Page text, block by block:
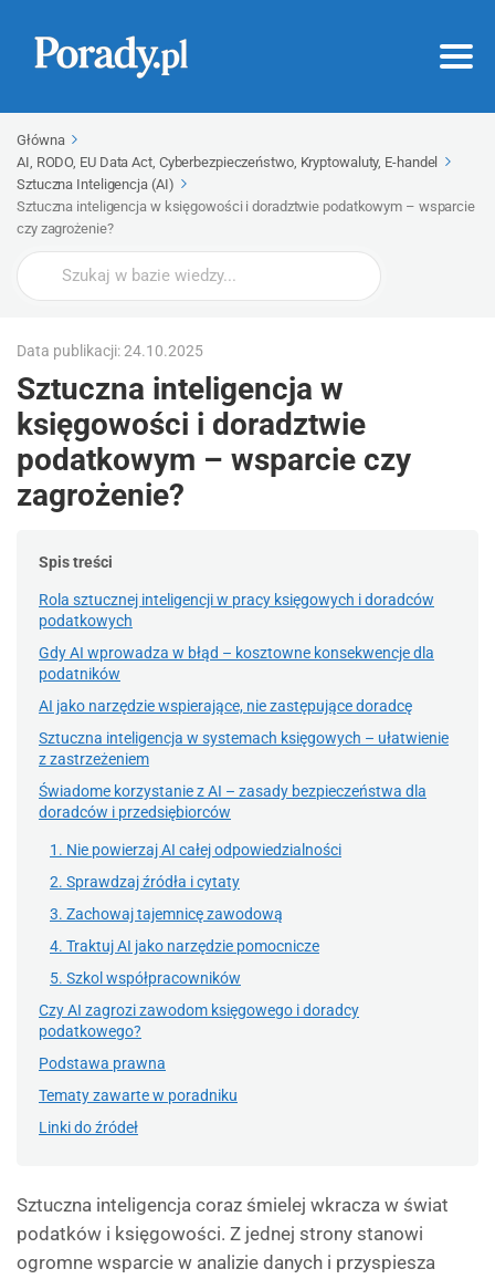
Główna
AI, RODO, EU Data Act, Cyberbezpieczeństwo, Kryptowaluty, E-handel
Sztuczna Inteligencja (AI)
Sztuczna inteligencja w księgowości i doradztwie podatkowym – wsparcie
czy zagrożenie?
Wyszukaj
Data publikacji: 24.10.2025
Sztuczna inteligencja w
księgowości i doradztwie
podatkowym – wsparcie czy
zagrożenie?
Spis treści
Rola sztucznej inteligencji w pracy księgowych i doradców
podatkowych
Gdy AI wprowadza w błąd – kosztowne konsekwencje dla
podatników
AI jako narzędzie wspierające, nie zastępujące doradcę
Sztuczna inteligencja w systemach księgowych – ułatwienie
z zastrzeżeniem
Świadome korzystanie z AI – zasady bezpieczeństwa dla
doradców i przedsiębiorców
1. Nie powierzaj AI całej odpowiedzialności
2. Sprawdzaj źródła i cytaty
3. Zachowaj tajemnicę zawodową
4. Traktuj AI jako narzędzie pomocnicze
5. Szkol współpracowników
Czy AI zagrozi zawodom księgowego i doradcy
podatkowego?
Podstawa prawna
Tematy zawarte w poradniku
Linki do źródeł
Sztuczna inteligencja coraz śmielej wkracza w świat
podatków i księgowości. Z jednej strony stanowi
ogromne wsparcie w analizie danych i przyspiesza